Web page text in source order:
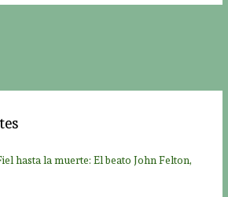
hasta la muerte: El beato John Felton,